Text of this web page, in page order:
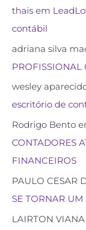
thais em
contábil
adriana silva
PROFISSIONAL
wesley
escritório de
Rodrigo Bento
CONTADORES
FINANCEIROS
PAULO CESAR
SE TORNAR UM
LAIRTON